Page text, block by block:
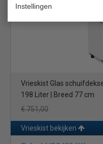
Instellingen
Vrieskist Glas
198 Liter | Breed 77 cm
€ 751,00
Vrieskist bekijken